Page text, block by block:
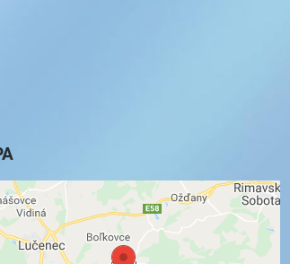
Externý obsah je blokovaný Voľbami
súkromia